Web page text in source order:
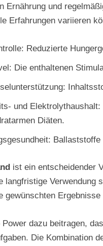
Ernährung und
Erfahrungen variieren
Reduzierte
Die enthaltenen
und
Diäten.
ist ein entscheidender
langfristige Verwendung
gewünschten
dazu beitragen,
Die Kombination